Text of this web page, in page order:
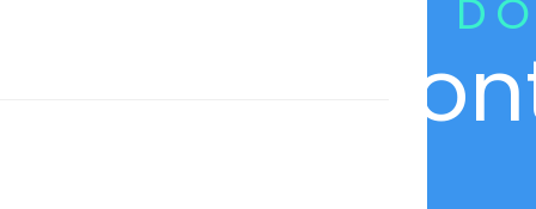
CURADORIA